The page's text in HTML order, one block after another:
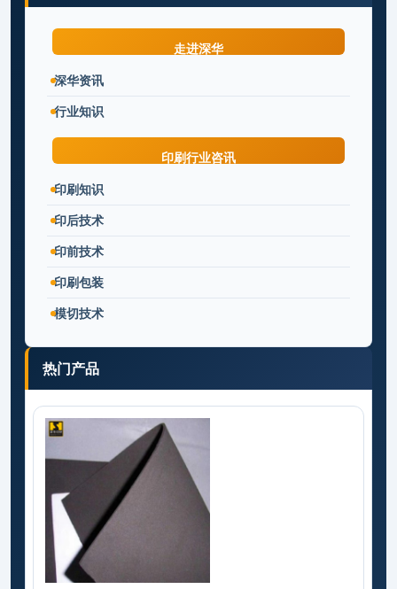
走进深华
深华资讯
行业知识
印刷行业咨讯
印刷知识
印后技术
印前技术
印刷包装
模切技术
热门产品